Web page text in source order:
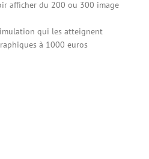
afficher du 200 ou 300 image
qui les atteignent
à 1000 euros